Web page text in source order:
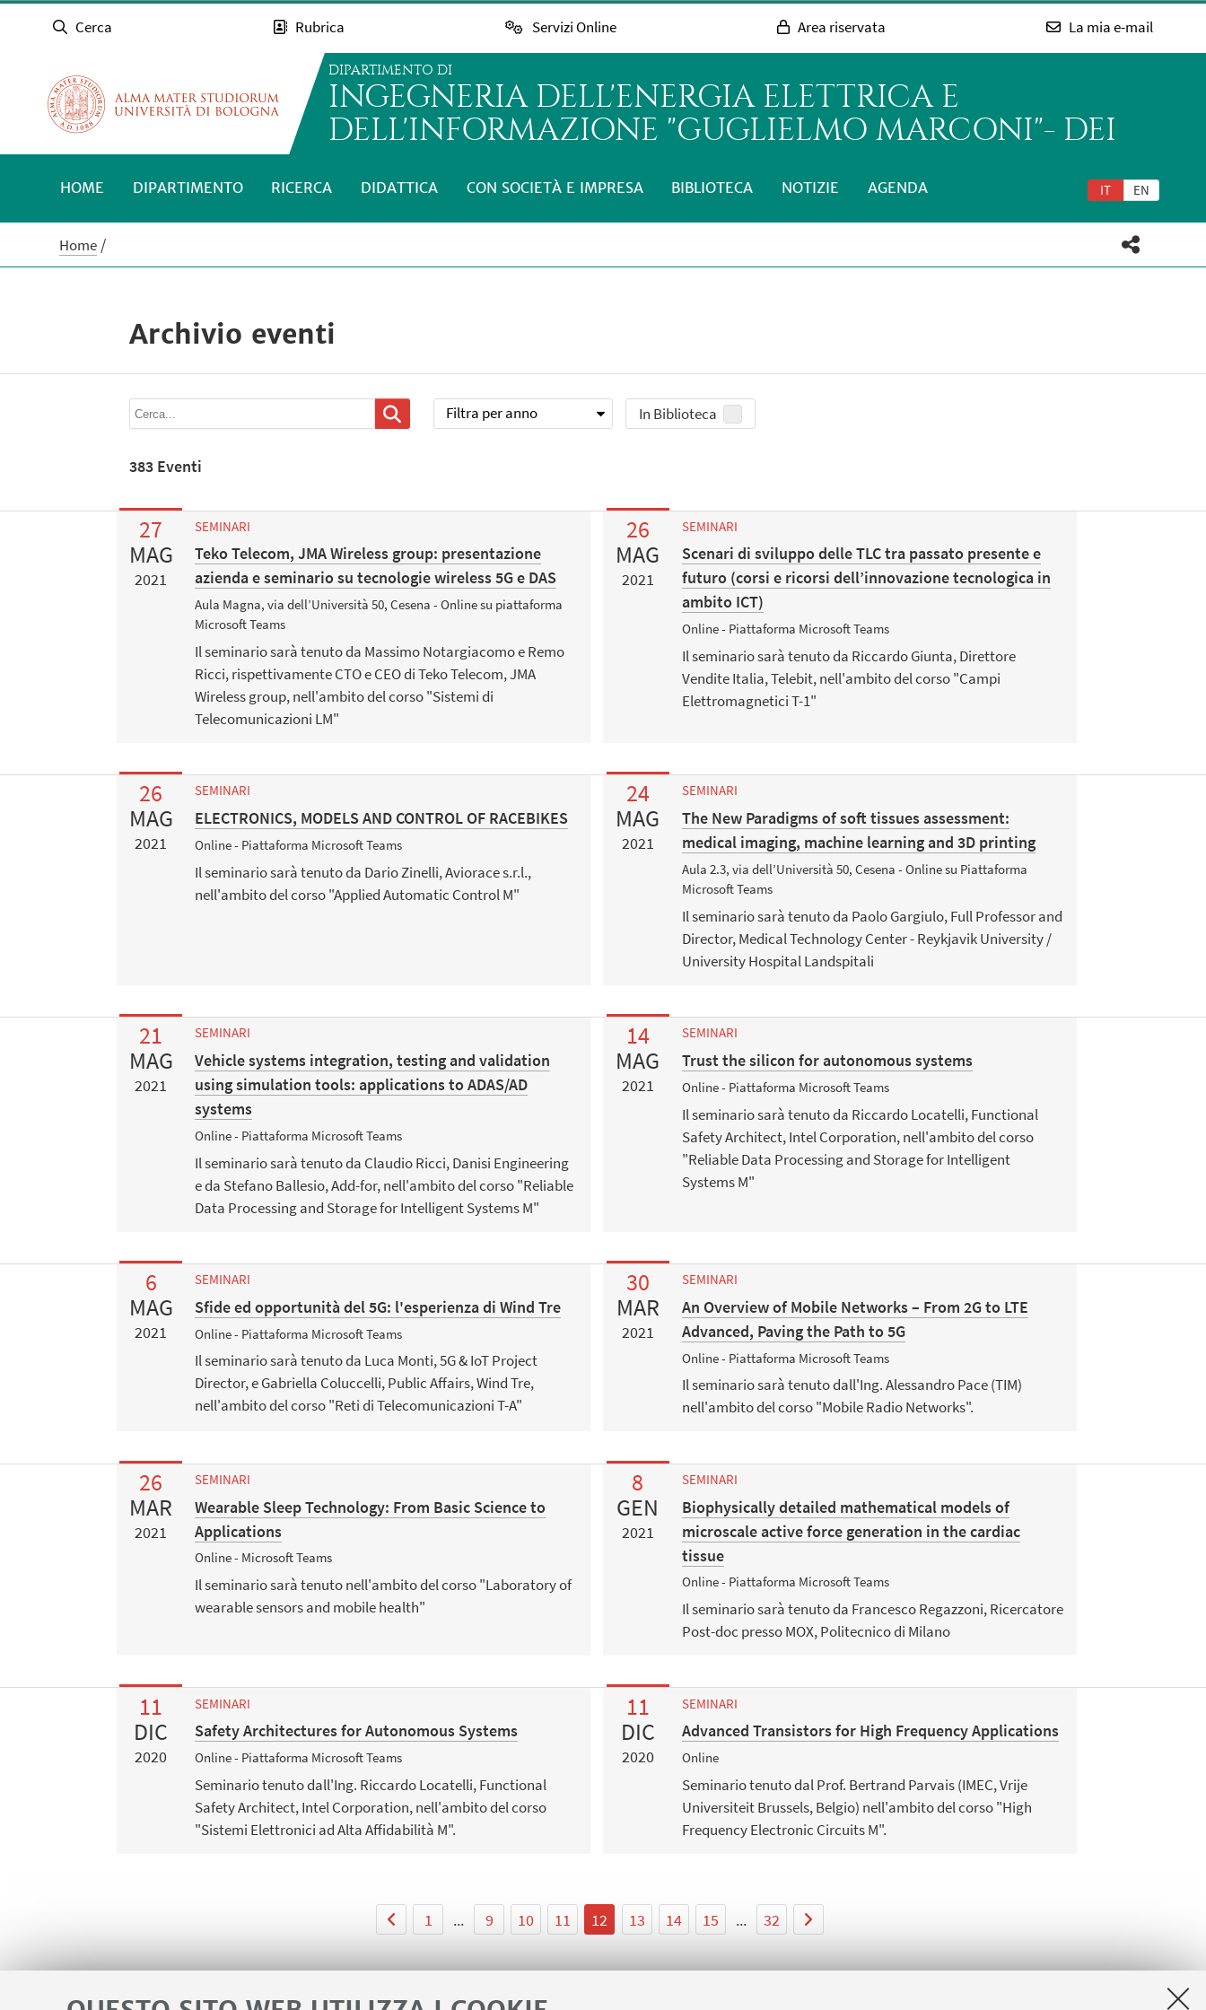
Cerca Rubrica Servizi Online Area riservata La mia e-mail
DIPARTIMENTO DI
INGEGNERIA DELL'ENERGIA ELETTRICA E
DELL'INFORMAZIONE "GUGLIELMO MARCONI"- DEI
IT EN
HOME DIPARTIMENTO RICERCA DIDATTICA CON SOCIETÀ E IMPRESA BIBLIOTECA NOTIZIE AGENDA
Home
Archivio eventi
Filtra per anno In Biblioteca
383 Eventi
27
MAG
2021
SEMINARI
Teko Telecom, JMA Wireless group: presentazione
azienda e seminario su tecnologie wireless 5G e DAS
Aula Magna, via dell’Università 50, Cesena - Online su piattaforma
Microsoft Teams
Il seminario sarà tenuto da Massimo Notargiacomo e Remo
Ricci, rispettivamente CTO e CEO di Teko Telecom, JMA
Wireless group, nell'ambito del corso "Sistemi di
Telecomunicazioni LM"
26
MAG
2021
SEMINARI
Scenari di sviluppo delle TLC tra passato presente e
futuro (corsi e ricorsi dell’innovazione tecnologica in
ambito ICT)
Online - Piattaforma Microsoft Teams
Il seminario sarà tenuto da Riccardo Giunta, Direttore
Vendite Italia, Telebit, nell'ambito del corso "Campi
Elettromagnetici T-1"
26
MAG
2021
SEMINARI
ELECTRONICS, MODELS AND CONTROL OF RACEBIKES
Online - Piattaforma Microsoft Teams
Il seminario sarà tenuto da Dario Zinelli, Aviorace s.r.l.,
nell'ambito del corso "Applied Automatic Control M"
24
MAG
2021
SEMINARI
The New Paradigms of soft tissues assessment:
medical imaging, machine learning and 3D printing
Aula 2.3, via dell’Università 50, Cesena - Online su Piattaforma
Microsoft Teams
Il seminario sarà tenuto da Paolo Gargiulo, Full Professor and
Director, Medical Technology Center - Reykjavik University /
University Hospital Landspitali
21
MAG
2021
SEMINARI
Vehicle systems integration, testing and validation
using simulation tools: applications to ADAS/AD
systems
Online - Piattaforma Microsoft Teams
Il seminario sarà tenuto da Claudio Ricci, Danisi Engineering
e da Stefano Ballesio, Add-for, nell'ambito del corso "Reliable
Data Processing and Storage for Intelligent Systems M"
14
MAG
2021
SEMINARI
Trust the silicon for autonomous systems
Online - Piattaforma Microsoft Teams
Il seminario sarà tenuto da Riccardo Locatelli, Functional
Safety Architect, Intel Corporation, nell'ambito del corso
"Reliable Data Processing and Storage for Intelligent
Systems M"
6
MAG
2021
SEMINARI
Sfide ed opportunità del 5G: l'esperienza di Wind Tre
Online - Piattaforma Microsoft Teams
Il seminario sarà tenuto da Luca Monti, 5G & IoT Project
Director, e Gabriella Coluccelli, Public Affairs, Wind Tre,
nell'ambito del corso "Reti di Telecomunicazioni T-A"
30
MAR
2021
SEMINARI
An Overview of Mobile Networks – From 2G to LTE
Advanced, Paving the Path to 5G
Online - Piattaforma Microsoft Teams
Il seminario sarà tenuto dall'Ing. Alessandro Pace (TIM)
nell'ambito del corso "Mobile Radio Networks".
26
MAR
2021
SEMINARI
Wearable Sleep Technology: From Basic Science to
Applications
Online - Microsoft Teams
Il seminario sarà tenuto nell'ambito del corso "Laboratory of
wearable sensors and mobile health"
8
GEN
2021
SEMINARI
Biophysically detailed mathematical models of
microscale active force generation in the cardiac
tissue
Online - Piattaforma Microsoft Teams
Il seminario sarà tenuto da Francesco Regazzoni, Ricercatore
Post-doc presso MOX, Politecnico di Milano
11
DIC
2020
SEMINARI
Safety Architectures for Autonomous Systems
Online - Piattaforma Microsoft Teams
Seminario tenuto dall'Ing. Riccardo Locatelli, Functional
Safety Architect, Intel Corporation, nell'ambito del corso
"Sistemi Elettronici ad Alta Affidabilità M".
11
DIC
2020
SEMINARI
Advanced Transistors for High Frequency Applications
Online
Seminario tenuto dal Prof. Bertrand Parvais (IMEC, Vrije
Universiteit Brussels, Belgio) nell'ambito del corso "High
Frequency Electronic Circuits M".
1 ... 9 10 11 12 13 14 15 ... 32